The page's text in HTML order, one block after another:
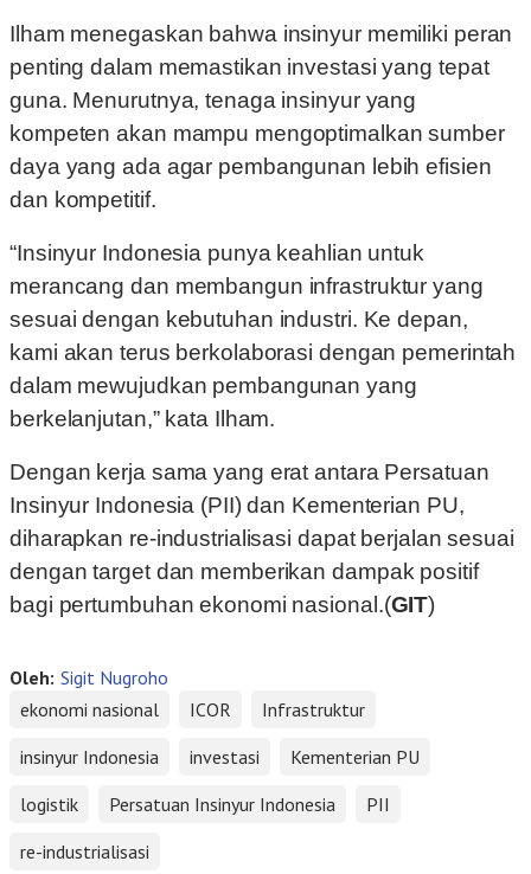
Ilham menegaskan bahwa insinyur memiliki peran
penting dalam memastikan investasi yang tepat
guna. Menurutnya, tenaga insinyur yang
kompeten akan mampu mengoptimalkan sumber
daya yang ada agar pembangunan lebih efisien
dan kompetitif.
“Insinyur Indonesia punya keahlian untuk
merancang dan membangun infrastruktur yang
sesuai dengan kebutuhan industri. Ke depan,
kami akan terus berkolaborasi dengan pemerintah
dalam mewujudkan pembangunan yang
berkelanjutan,” kata Ilham.
Dengan kerja sama yang erat antara Persatuan
Insinyur Indonesia (PII) dan Kementerian PU,
diharapkan re-industrialisasi dapat berjalan sesuai
dengan target dan memberikan dampak positif
bagi pertumbuhan ekonomi nasional.(GIT)
Oleh: Sigit Nugroho
ekonomi nasional
ICOR
Infrastruktur
insinyur Indonesia
investasi
Kementerian PU
logistik
Persatuan Insinyur Indonesia
PII
re-industrialisasi